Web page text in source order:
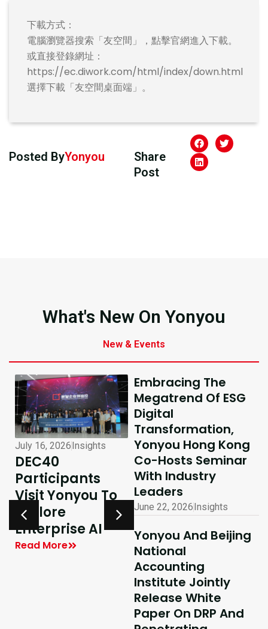
下載方式：
電腦瀏覽器搜索「友空間」，點擊官網進入下載。
或直接登錄網址：
https://ec.diwork.com/html/index/down.html
選擇下載「友空間桌面端」。
Posted ByYonyou
Share
Post
What's New On Yonyou
New & Events
July 16, 2026Insights
DEC40
Participants
Visit Yonyou To
Explore
Enterprise AI
Read More
July 10, 2026Insights
AI-Driven
Excellence In
Hong Kong,
Delivering
Shared Success
| Yonyou Hong
Kong Delivery
Ecosystem
Partner Summit
Concludes
Embracing The
Megatrend Of ESG
Digital
Transformation,
Yonyou Hong Kong
Co-Hosts Seminar
With Industry
Leaders
June 22, 2026Insights
Yonyou And Beijing
National
Accounting
Institute Jointly
Release White
Paper On DRP And